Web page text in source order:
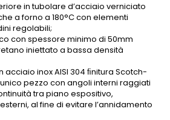
in tubolare d’acciaio verniciato
a forno a 180°C con elementi
regolabili;
con spessore minimo di 50mm
iniettato a bassa densità
inox AISI 304 ﬁnitura Scotch-
pezzo con angoli interni raggiati
tra piano espositivo,
al fine di evitare l’annidamento